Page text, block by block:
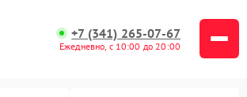
+7 (341) 265-07-67
Ежедневно, с 10:00 до 20:00